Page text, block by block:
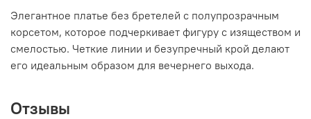
Элегантное платье без бретелей с полупрозрачным
корсетом, которое подчеркивает фигуру с изяществом и
смелостью. Четкие линии и безупречный крой делают
его идеальным образом для вечернего выхода.
Отзывы